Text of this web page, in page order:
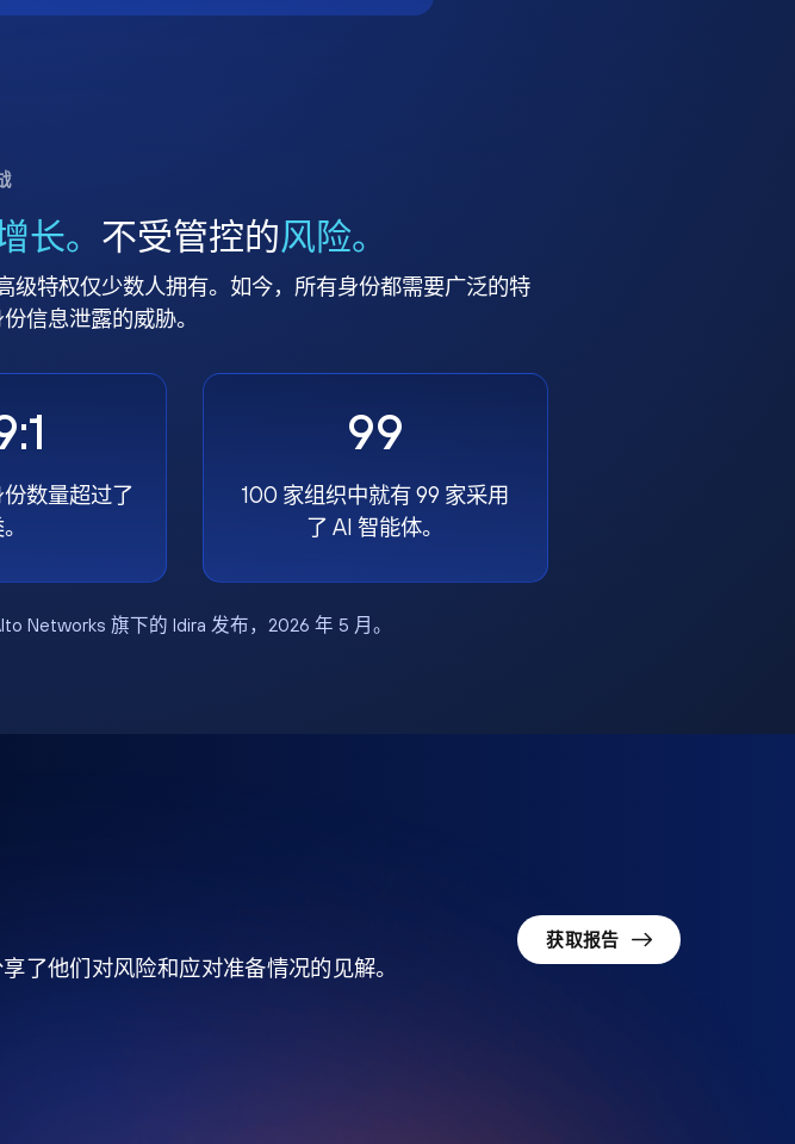
长。 不受管控的风险。
特权仅少数人拥有。如今，所有身份都需要广泛的特
信息泄露的威胁。
数量超过了
99
100 家组织中就有 99 家采用
了 AI 智能体。
Networks 旗下的 Idira 发布，2026 年 5 月。
了他们对风险和应对准备情况的见解。
获取报告